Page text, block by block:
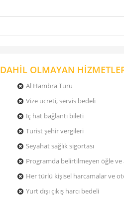
DAHİL OLMAYAN
Al Hambra Turu
Vize ücreti, servis bedeli
İç hat bağlantı bileti
Turist şehir vergileri
Seyahat sağlık sigortası
Programda belirtilmeyen öğle ve
Her türlü kişisel harcamalar ve
Yurt dışı çıkış harcı bedeli